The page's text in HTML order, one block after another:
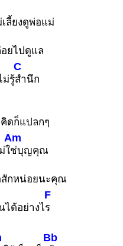
ลี้ยงดูพ่อแม่
ยไปดูแล
ม่รู้
C
สำนึก
ดก็แปลกๆ
ใ
Am
ช่บุญคุณ
สักหน่อยนะคุณ
ได้อย่างไ
F
ร
Bb